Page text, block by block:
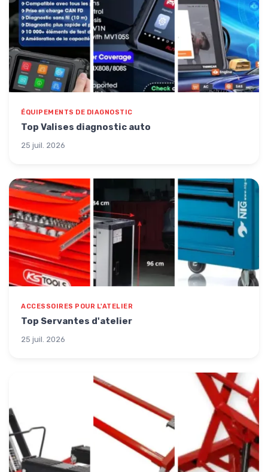
ÉQUIPEMENTS DE DIAGNOSTIC
Top Valises diagnostic auto
25 juil. 2026
ACCESSOIRES POUR L'ATELIER
Top Servantes d'atelier
25 juil. 2026